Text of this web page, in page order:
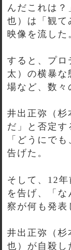
んだこれは
也）は「観て
映像を流した
すると、プロ
太）の横暴
場など、数々
井出正弥（杉
だ」と否定す
「どうにで
告げた。
そして、12
を告げ、「
察が何も発表
井出正弥（杉
也）が自殺し